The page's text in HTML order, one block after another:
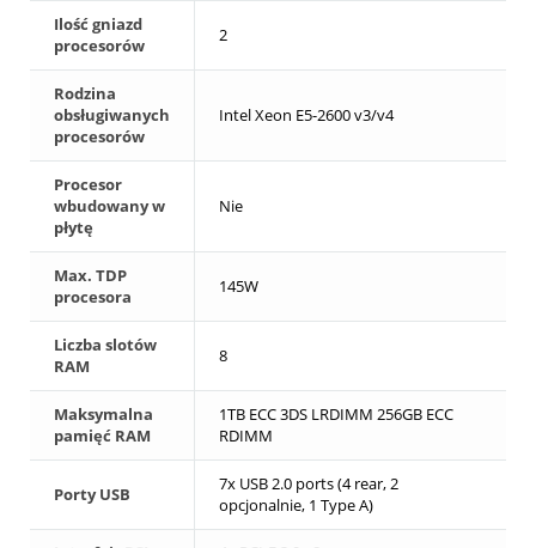
Ilość gniazd
procesorów
2
Rodzina
obsługiwanych
procesorów
Intel Xeon E5-2600 v3/v4
Procesor
wbudowany w
płytę
Nie
Max. TDP
procesora
145W
Liczba slotów
RAM
8
Maksymalna
pamięć RAM
1TB ECC 3DS LRDIMM 256GB ECC
RDIMM
Porty USB
7x USB 2.0 ports (4 rear, 2
opcjonalnie, 1 Type A)